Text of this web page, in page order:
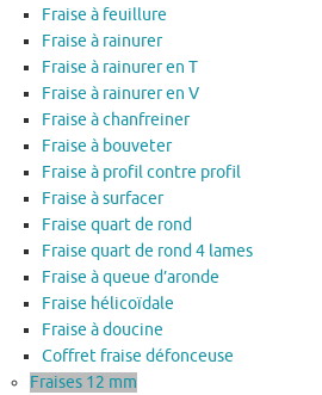
Fraise à feuillure
Fraise à rainurer
Fraise à rainurer en T
Fraise à rainurer en V
Fraise à chanfreiner
Fraise à bouveter
Fraise à profil contre profil
Fraise à surfacer
Fraise quart de rond
Fraise quart de rond 4 lames
Fraise à queue d’aronde
Fraise hélicoïdale
Fraise à doucine
Coffret fraise défonceuse
Fraises 12 mm